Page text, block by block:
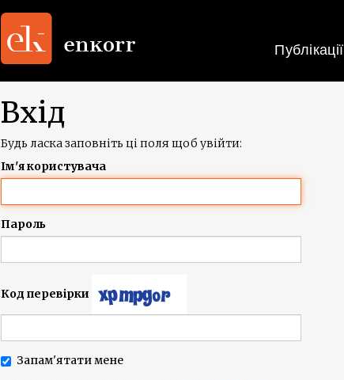
Публікації
Вхід
Будь ласка заповніть ці поля щоб увійти:
Ім'я користувача
Пароль
Код перевірки
Запам'ятати мене